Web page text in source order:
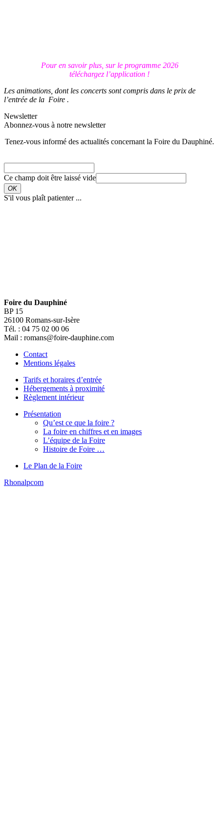
Pour en savoir plus, sur le programme 2026
téléchargez l’application !
Les animations, dont les concerts sont compris dans le prix de
l’entrée de la Foire .
Newsletter
Abonnez-vous à notre newsletter
Tenez-vous informé des actualités concernant la Foire du Dauphiné.
Ce champ doit être laissé vide
OK
S'il vous plaît patienter ...
Foire du Dauphiné
BP 15
26100 Romans-sur-Isère
Tél. : 04 75 02 00 06
Mail : romans@foire-dauphine.com
Contact
Mentions légales
Tarifs et horaires d’entrée
Hébergements à proximité
Règlement intérieur
Présentation
Qu’est ce que la foire ?
La foire en chiffres et en images
L’équipe de la Foire
Histoire de Foire …
Le Plan de la Foire
Rhonalpcom